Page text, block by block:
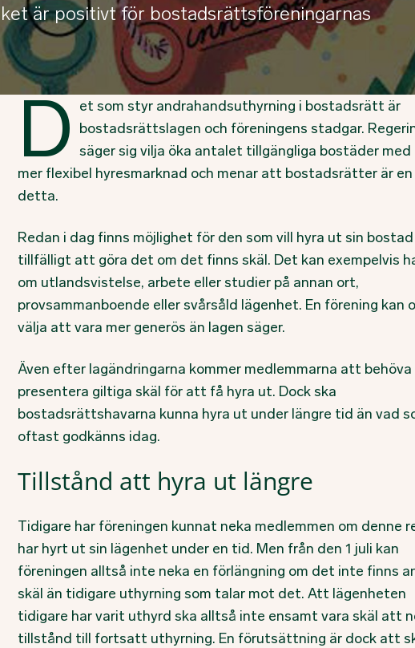
är positivt för bostadsrättsföreningarnas
D et som styr andrahandsuthyrning i bostadsrätt är
bostadsrättslagen och föreningens stadgar.
säger sig vilja öka antalet tillgängliga bostäder med
mer flexibel hyresmarknad och menar att bostadsrätter är en
detta.
Redan i dag finns möjlighet för den som vill hyra ut sin bostad
tillfälligt att göra det om det finns skäl. Det kan exempelvis
om utlandsvistelse, arbete eller studier på annan ort,
provsammanboende eller svårsåld lägenhet. En förening kan
välja att vara mer generös än lagen säger.
Även efter lagändringarna kommer medlemmarna att behöva
presentera giltiga skäl för att få hyra ut. Dock ska
bostadsrättshavarna kunna hyra ut under längre tid än vad
oftast godkänns idag.
Tillstånd att hyra ut längre
Tidigare har föreningen kunnat neka medlemmen om denne
har hyrt ut sin lägenhet under en tid. Men från den 1 juli kan
föreningen alltså inte neka en förlängning om det inte finns
skäl än tidigare uthyrning som talar mot det. Att lägenheten
tidigare har varit uthyrd ska alltså inte ensamt vara skäl att
tillstånd till fortsatt uthyrning. En förutsättning är dock att